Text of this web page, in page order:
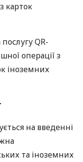
карток
QR-
операції з
іноземних
на введенні
та іноземних